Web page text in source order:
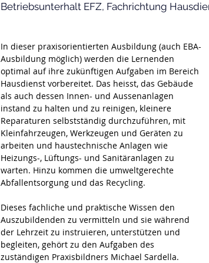
Betriebsunterhalt EFZ, Fachrichtung
In dieser praxisorientierten Ausbildung (auch EBA-
Ausbildung möglich) werden die Lernenden
optimal auf ihre zukünftigen Aufgaben im Bereich
Hausdienst vorbereitet. Das heisst, das Gebäude
als auch dessen Innen- und Aussenanlagen
instand zu halten und zu reinigen, kleinere
Reparaturen selbstständig durchzuführen, mit
Kleinfahrzeugen, Werkzeugen und Geräten zu
arbeiten und haustechnische Anlagen wie
Heizungs-, Lüftungs- und Sanitäranlagen zu
warten. Hinzu kommen die umweltgerechte
Abfallentsorgung und das Recycling.
Dieses fachliche und praktische Wissen den
Auszubildenden zu vermitteln und sie während
der Lehrzeit zu instruieren, unterstützen und
begleiten, gehört zu den Aufgaben des
zuständigen Praxisbildners Michael Sardella.